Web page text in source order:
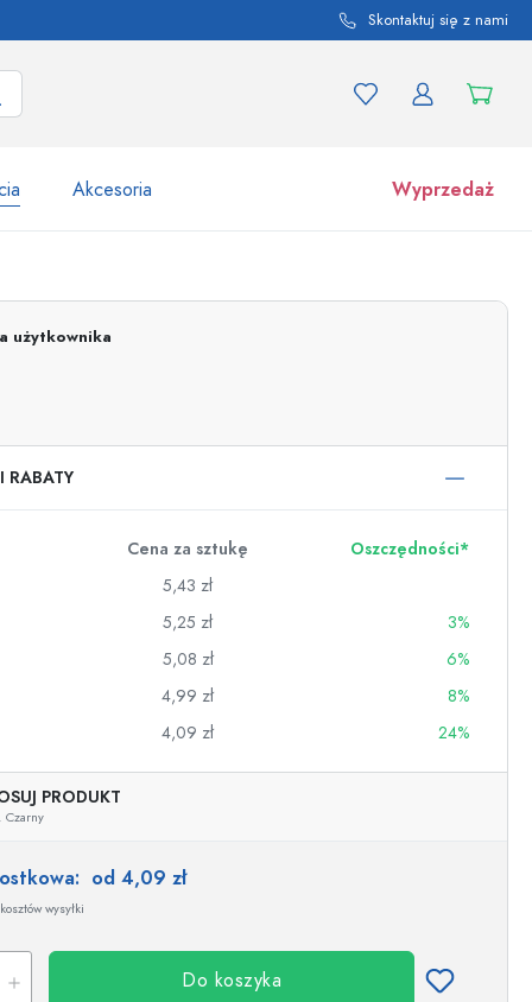
Skontaktuj się z nami
Akcesoria Wyprzedaż
Słoiki
użytkownika
RABATY
Cena za sztukę
Oszczędności*
5,43 zł
5,25 zł
3%
5,08 zł
6%
4,99 zł
8%
4,09 zł
24%
PRODUKT
Czarny
od 4,09 zł
wysyłki
Do koszyka